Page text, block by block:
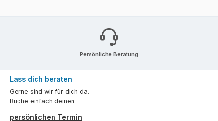
Persönliche Beratung
Lass dich beraten!
Gerne sind wir für dich da.
Buche einfach deinen
persönlichen Termin